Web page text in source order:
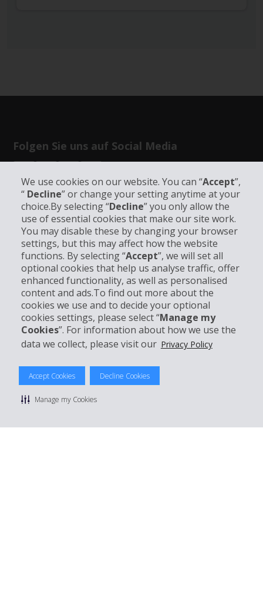
We use cookies on our website. You can “Accept”,
“ Decline” or change your setting anytime at your
choice.By selecting “Decline” you only allow the
use of essential cookies that make our site work.
You may disable these by changing your browser
settings, but this may affect how the website
functions. By selecting “Accept”, we will set all
optional cookies that help us analyse traffic, offer
enhanced functionality, as well as personalised
content and ads.To find out more about the
cookies we use and to decide your optional
cookies settings, please select “Manage my
Cookies”. For information about how we use the
data we collect, please visit our Privacy Policy
Accept Cookies Decline Cookies
Manage my Cookies
Folgen Sie uns auf Social Media
Unternehmensinformation
Partner
Kundenservice
Mieten bei Hertz
© 2026 The Hertz System, Inc.
Datenschutzrichtlinie
Sitemap Cookies verwalten